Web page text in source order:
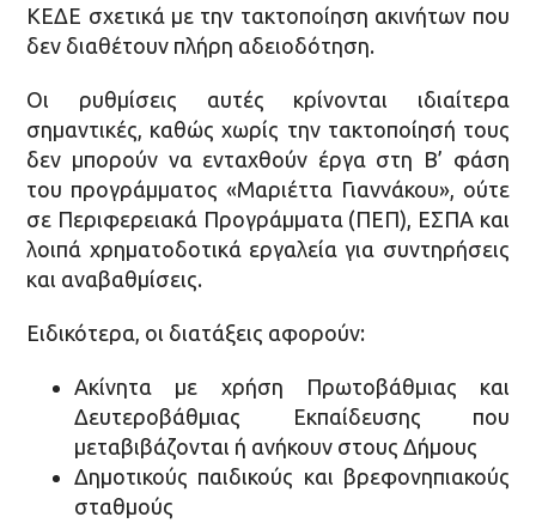
ΚΕΔΕ σχετικά με την τακτοποίηση ακινήτων που
δεν διαθέτουν πλήρη αδειοδότηση.
Οι ρυθμίσεις αυτές κρίνονται ιδιαίτερα
σημαντικές, καθώς χωρίς την τακτοποίησή τους
δεν μπορούν να ενταχθούν έργα στη Β’ φάση
του προγράμματος «Μαριέττα Γιαννάκου», ούτε
σε Περιφερειακά Προγράμματα (ΠΕΠ), ΕΣΠΑ και
λοιπά χρηματοδοτικά εργαλεία για συντηρήσεις
και αναβαθμίσεις.
Ειδικότερα, οι διατάξεις αφορούν:
Ακίνητα με χρήση Πρωτοβάθμιας και
Δευτεροβάθμιας Εκπαίδευσης που
μεταβιβάζονται ή ανήκουν στους Δήμους
Δημοτικούς παιδικούς και βρεφονηπιακούς
σταθμούς